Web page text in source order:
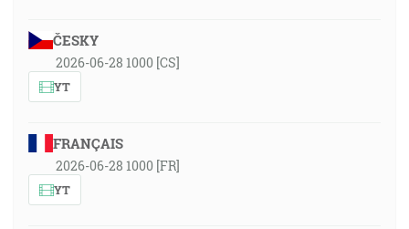
ČESKY
2026-06-28 1000 [CS]
YT
FRANÇAIS
2026-06-28 1000 [FR]
YT